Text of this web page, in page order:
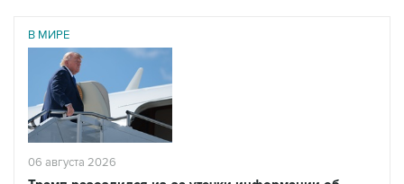
В МИРЕ
06 августа 2026